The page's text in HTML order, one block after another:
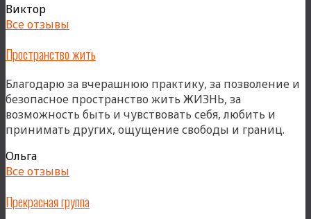
Виктор
Все отзывы
Пространство жить
Благодарю за вчерашнюю практику, за позволение и
безопасное пространство жить ЖИЗНЬ, за
возможность быть и чувствовать себя, любить и
принимать других, ощущение свободы и границ.
Ольга
Все отзывы
Прекрасная группа